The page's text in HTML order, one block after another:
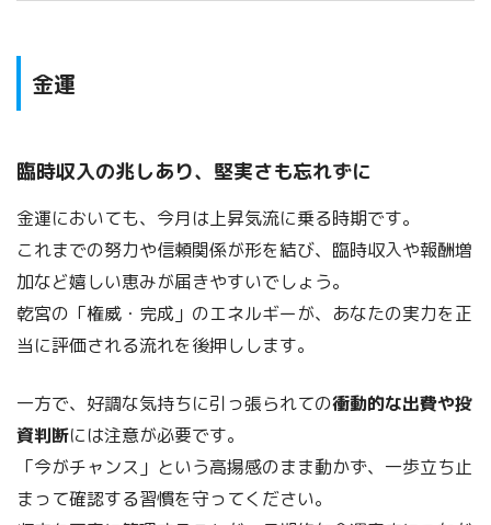
金運
臨時収入の兆しあり、堅実さも忘れずに
金運においても、今月は上昇気流に乗る時期です。
これまでの努力や信頼関係が形を結び、臨時収入や報酬増
加など嬉しい恵みが届きやすいでしょう。
乾宮の「権威・完成」のエネルギーが、あなたの実力を正
当に評価される流れを後押しします。
一方で、好調な気持ちに引っ張られての衝動的な出費や投
資判断には注意が必要です。
「今がチャンス」という高揚感のまま動かず、一歩立ち止
まって確認する習慣を守ってください。